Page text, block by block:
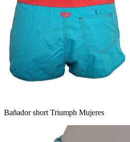
Bañador short Triumph Mujeres